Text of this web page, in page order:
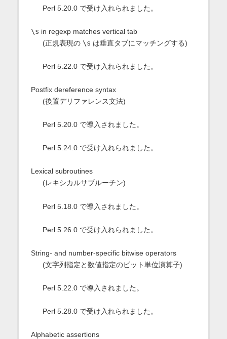
Perl 5.20.0 で受け入れられました。
\s in regexp matches vertical tab
(正規表現の \s は垂直タブにマッチングする)
Perl 5.22.0 で受け入れられました。
Postfix dereference syntax
(後置デリファレンス文法)
Perl 5.20.0 で導入されました。
Perl 5.24.0 で受け入れられました。
Lexical subroutines
(レキシカルサブルーチン)
Perl 5.18.0 で導入されました。
Perl 5.26.0 で受け入れられました。
String- and number-specific bitwise operators
(文字列指定と数値指定のビット単位演算子)
Perl 5.22.0 で導入されました。
Perl 5.28.0 で受け入れられました。
Alphabetic assertions